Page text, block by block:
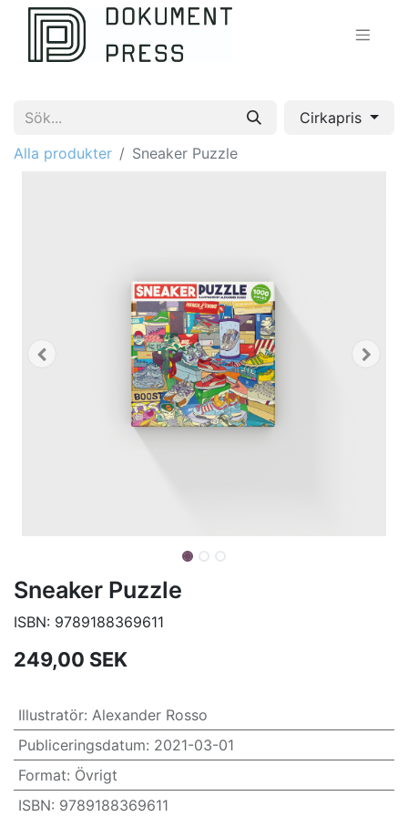
Cirkapris
Alla produkter
Sneaker Puzzle
Sneaker Puzzle
ISBN: 9789188369611
249,00 SEK
Illustratör: Alexander Rosso
Publiceringsdatum: 2021-03-01
Format: Övrigt
ISBN: 9789188369611